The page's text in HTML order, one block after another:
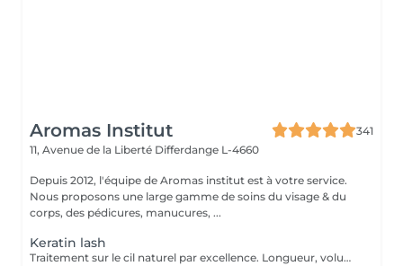
Aromas Institut
341
11, Avenue de la Liberté Differdange L-4660
Depuis 2012, l'équipe de Aromas institut est à votre service.
Nous proposons une large gamme de soins du visage & du
corps, des pédicures, manucures, ...
Keratin lash
Traitement sur le cil naturel par excellence. Longueur, volume, rehaussement et intensité de la couleur des cils est la promesse du Keratin lash. Un effet d'optique se produit : des cils plus longs, épais et dense pour un regard sophistiqué au naturel. La tenue est entre 3 semaines et 1 mois et demi. Nous vous prions de bien vouloir respecter votre rendez-vous. En prenant rendez-vous, vous occupez une place, dont une autre personne aurait éventuellement besoin. Tout rendez-vous non annulé 24h en avance, est susceptible d'être facturé. (Si vous ne pouvez pas vous présenter à votre RDV, proposez-le éventuellement à un proche ou à un ami) Toute l'équipe de Aromas Institut vous remercie pour votre respect et votre compréhension.